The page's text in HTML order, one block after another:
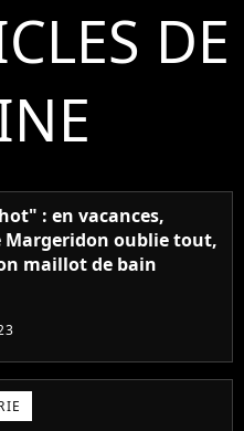
DE
: en vacances,
Margeridon oublie tout,
maillot de bain